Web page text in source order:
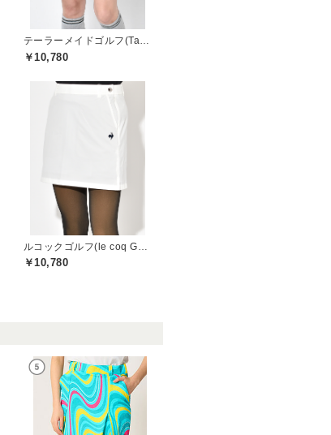
テーラーメイドゴルフ(TaylorMade Golf)
￥10,780
￥10,780